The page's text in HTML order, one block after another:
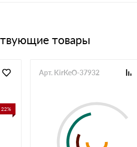
товары
Арт. KirKeO-37932